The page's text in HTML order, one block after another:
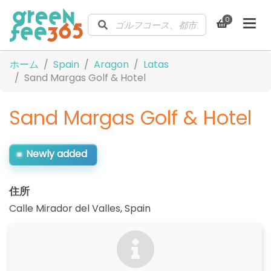
0
ホーム Spain Aragon
Latas
Sand Margas Golf & Hotel
Sand Margas Golf & Hotel
Newly added
住所
Calle Mirador del Valles,Spain